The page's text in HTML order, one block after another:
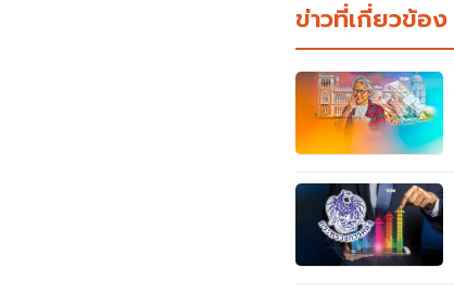
ข่าวที่เกี่ยวข้อง